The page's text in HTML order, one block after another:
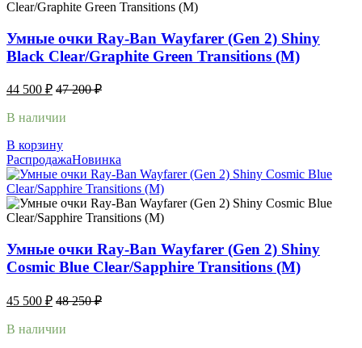
Умные очки Ray-Ban Wayfarer (Gen 2) Shiny
Black Clear/Graphite Green Transitions (M)
44 500 ₽ 47 200₽
В наличии
В корзину
РаспродажаНовинка
Умные очки Ray-Ban Wayfarer (Gen 2) Shiny
Cosmic Blue Clear/Sapphire Transitions (M)
45 500 ₽ 48 250₽
В наличии